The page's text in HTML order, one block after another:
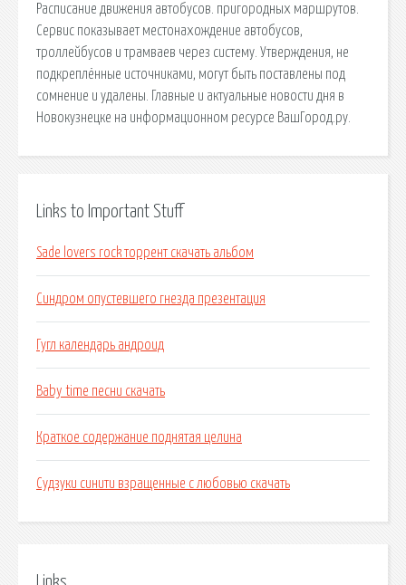
Расписание движения автобусов. пригородных маршрутов.
Сервис показывает местонахождение автобусов,
троллейбусов и трамваев через систему. Утверждения, не
подкреплённые источниками, могут быть поставлены под
сомнение и удалены. Главные и актуальные новости дня в
Новокузнецке на информационном ресурсе ВашГород.ру.
Links to Important Stuff
Sade lovers rock торрент скачать альбом
Синдром опустевшего гнезда презентация
Гугл календарь андроид
Baby time песни скачать
Краткое содержание поднятая целина
Судзуки синити взращенные с любовью скачать